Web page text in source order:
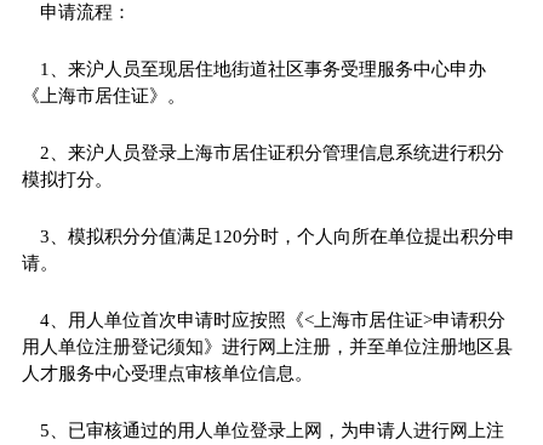
申请流程：
1、来沪人员至现居住地街道社区事务受理服务中心申办
《上海市居住证》。
2、来沪人员登录上海市居住证积分管理信息系统进行积分
模拟打分。
3、模拟积分分值满足120分时，个人向所在单位提出积分申
请。
4、用人单位首次申请时应按照《<上海市居住证>申请积分
用人单位注册登记须知》进行网上注册，并至单位注册地区县
人才服务中心受理点审核单位信息。
5、已审核通过的用人单位登录上网，为申请人进行网上注